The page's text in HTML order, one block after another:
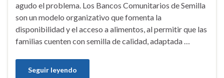
agudo el problema. Los Bancos Comunitarios de Semilla
son un modelo organizativo que fomenta la
disponibilidad y el acceso a alimentos, al permitir que las
familias cuenten con semilla de calidad, adaptada …
Seguir leyendo